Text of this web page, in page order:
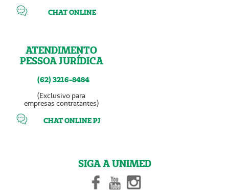
CHAT ONLINE
ATENDIMENTO
PESSOA JURÍDICA
(62) 3216-8484
(Exclusivo para
empresas contratantes)
CHAT ONLINE PJ
SIGA A UNIMED